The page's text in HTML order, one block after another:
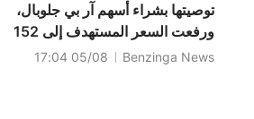
توصيتها بشراء أسهم آر بي جلوبال،
ورفعت السعر المستهدف إلى 152
دولارًا.
Benzinga News
05/08 17:04